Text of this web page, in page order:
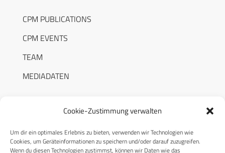
Cookie-Zustimmung verwalten
Um dir ein optimales Erlebnis zu bieten, verwenden wir Technologien wie
Cookies, um Geräteinformationen zu speichern und/oder darauf zuzugreifen.
Wenn du diesen Technologien zustimmst, können wir Daten wie das
CPM PUBLICATIONS
CPM EVENTS
TEAM
MEDIADATEN
RECHTLICHES